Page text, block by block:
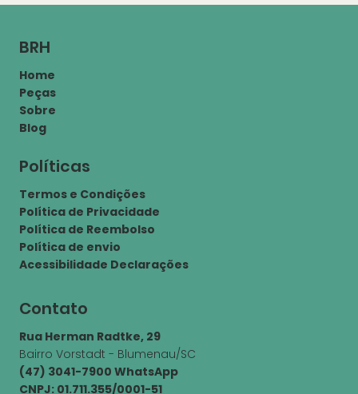
BRH
Home
Peças
Sobre
Blog
Políticas
Termos e Condições
Política de Privacidade
Política de Reembolso
Política de envio
Acessibilidade Declarações
Contato
Rua Herman Radtke, 29
Bairro Vorstadt - Blumenau/SC
(47) 3041-7900 WhatsApp
CNPJ: 01.711.355/0001-51